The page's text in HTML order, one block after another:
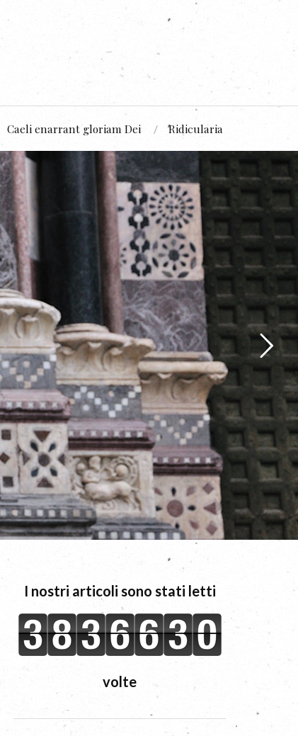
Caeli enarrant gloriam Dei Ridicularia
I nostri articoli sono stati letti
volte